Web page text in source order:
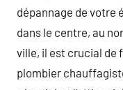
dépannage de votre
dans le centre, au
ville, il est crucial de
plombier